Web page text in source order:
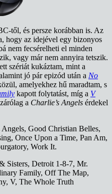
től, és persze korábban is. Az
hogy az idejével egy bizonyos
nem fecsérelheti el minden
vagy már nem annyira tetszik.
szériát kukáztam, mint a
jó pár epizód után a No
amelyekhez hű maradtam, s
kapott folytatást, míg a V
a Charlie’s Angels érdekel
Good Christian Belles,
Once Upon a Time, Pan Am,
Work It.
Sisters, Detroit 1-8-7, Mr.
Family, Off The Map,
V, The Whole Truth